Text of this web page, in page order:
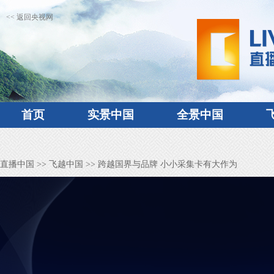
<< 返回央视网
首页 实景中国 全景中国
直播中国 >> 飞越中国 >> 跨越国界与品牌 小小采集卡有大作为